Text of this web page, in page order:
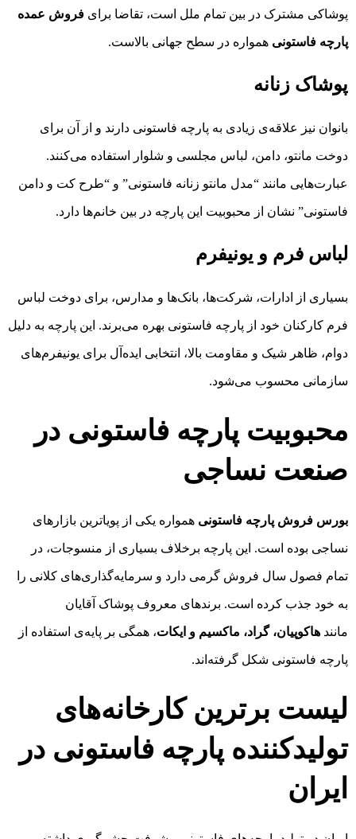
پوشاکی مشترک در بین تمام ملل است، تقاضا برای فروش عمده
پارچه فاستونی همواره در سطح جهانی بالاست.
پوشاک زنانه
بانوان نیز علاقه‌ی زیادی به پارچه فاستونی دارند و از آن برای
دوخت مانتو، دامن، لباس مجلسی و شلوار استفاده می‌کنند.
عبارت‌هایی مانند “مدل مانتو زنانه فاستونی” و “طرح کت و دامن
فاستونی” نشان از محبوبیت این پارچه در بین خانم‌ها دارد.
لباس فرم و یونیفرم
بسیاری از ادارات، شرکت‌ها، بانک‌ها و مدارس، برای دوخت لباس
فرم کارکنان خود از پارچه فاستونی بهره می‌برند. این پارچه به دلیل
دوام، ظاهر شیک و مقاومت بالا، انتخابی ایده‌آل برای یونیفرم‌های
سازمانی محسوب می‌شود.
محبوبیت پارچه فاستونی در
صنعت نساجی
بورس فروش پارچه فاستونی همواره یکی از پویاترین بازارهای
نساجی بوده است. این پارچه برخلاف بسیاری از منسوجات، در
تمام فصول سال فروش گرمی دارد و سرمایه‌گذاری‌های کلانی را
به خود جذب کرده است. برندهای معروف پوشاک آقایان
مانند هاکوپیان، گراد، ماکسیم و ایکات، همگی بر پایه‌ی استفاده از
پارچه فاستونی شکل گرفته‌اند.
لیست برترین کارخانه‌های
تولیدکننده پارچه فاستونی در
ایران